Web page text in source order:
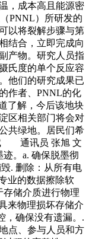
，成本高且能源密
PNNL）所研发的
以将裂解步骤与第
结合，立即完成向
产物。研究人员指
氏度的单个反应容
他们的研究成果已
作者、PNNL的化
了解，今后该地块
区相关部门将会对
共绿地。居民们希
通讯员 张旭 文
。a. 确保脱墨彻
. 删除：从所有电
业的数据擦除软
储介质进行物理
来物理损坏存储介
，确保没有遗漏。.
点、参与人员和方